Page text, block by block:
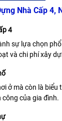
Nhà Cấp 4,
4
sự lựa chọn
và chi phí xây
ở mà còn là biểu
của gia đình.